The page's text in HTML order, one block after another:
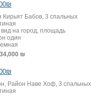
Кирьят Бабов, 3 спальных
на город, площадь
один
34,000 ₪
Район Наве Хоф, 3 спальных